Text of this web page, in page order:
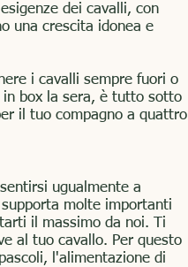
dei cavalli, con
una crescita idonea e
i cavalli sempre fuori o
box la sera, è tutto sotto
il tuo compagno a quattro
ugualmente a
molte importanti
il massimo da noi. Ti
al tuo cavallo. Per questo
l'alimentazione di